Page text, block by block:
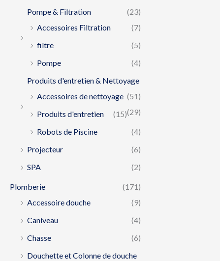
Pompe & Filtration
(23)
Accessoires Filtration
(7)
filtre
(5)
Pompe
(4)
Produits d'entretien & Nettoyage
(51)
Accessoires de nettoyage
(29)
Produits d'entretien
(15)
Robots de Piscine
(4)
Projecteur
(6)
SPA
(2)
Plomberie
(171)
Accessoire douche
(9)
Caniveau
(4)
Chasse
(6)
Douchette et Colonne de douche